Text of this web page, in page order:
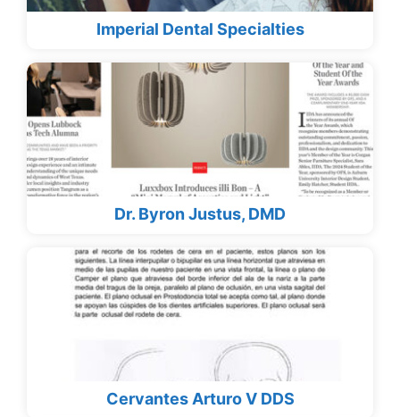
Imperial Dental Specialties
Dr. Byron Justus, DMD
Cervantes Arturo V DDS